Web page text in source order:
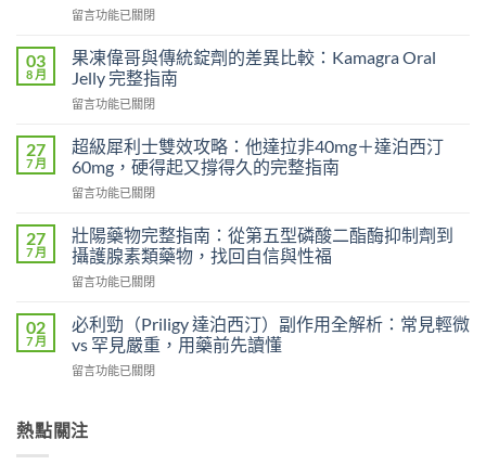
在
凍
偉
哥
vs
統
偉
完
比
較：
收
度、
方
便
果
與
留言功能已關閉
03
8 月
果凍偉哥與傳統錠劑的差異比較：Kamagra Oral
Jelly 完整指南
在
凍
偉
哥
與
統
錠
劑
的
異
比
Kamagra
完
留言功能已關閉
27
7 月
超級犀利士雙效攻略：他達拉非40mg＋達泊西汀
60mg，硬得起又撐得久的完整指南
在
級
犀
利
士
效
他
非
留言功能已關閉
27
7 月
壯陽藥物完整指南：從第五型磷酸二酯酶抑制劑到
攝護腺素類藥物，找回自信與性福
在
陽
藥
物
完
南：
留言功能已關閉
02
7 月
必利勁（Priligy 達泊西汀）副作用全解析：常見輕微
vs 罕見嚴重，用藥前先讀懂
在
勁
（Priligy
留言功能已關閉
熱點關注